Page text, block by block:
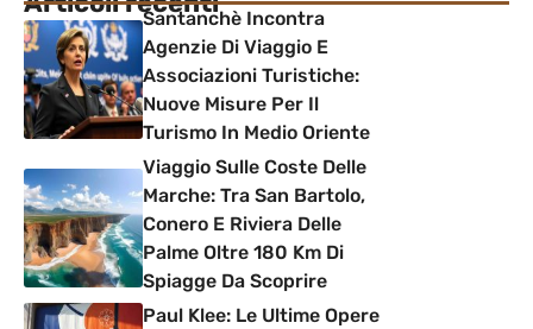
Santanchè Incontra
Agenzie Di Viaggio E
Associazioni Turistiche:
Nuove Misure Per Il
Turismo In Medio Oriente
Viaggio Sulle Coste Delle
Marche: Tra San Bartolo,
Conero E Riviera Delle
Palme Oltre 180 Km Di
Spiagge Da Scoprire
Paul Klee: Le Ultime Opere